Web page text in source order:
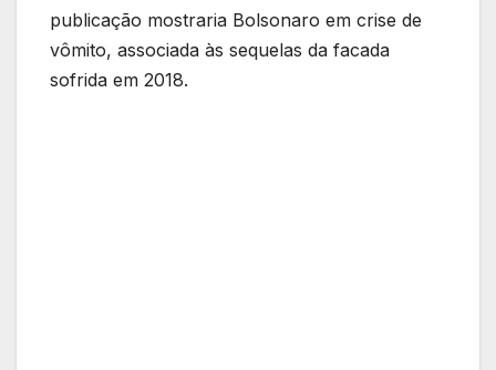
publicação mostraria Bolsonaro em crise de
vômito, associada às sequelas da facada
sofrida em 2018.